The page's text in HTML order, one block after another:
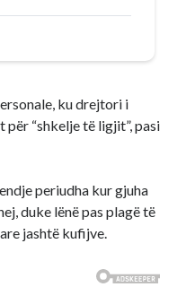
ku drejtori i
“shkelje të ligjit”, pasi
periudha kur gjuha
duke lënë pas plagë të
jashtë kufijve.